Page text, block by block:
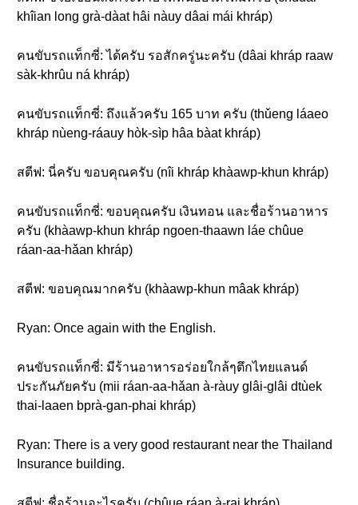
khîian long grà-dàat hâi nàuy dâai mái khráp)
คนขับรถแท็กซี่: ได้ครับ รอสักครู่นะครับ (dâai khráp raaw
sàk-khrûu ná khráp)
คนขับรถแท็กซี่: ถึงแล้วครับ 165 บาท ครับ (thǔeng láaeo
khráp nùeng-ráauy hòk-sìp hâa bàat khráp)
สตีฟ: นี่ครับ ขอบคุณครับ (nîi khráp khàawp-khun khráp)
คนขับรถแท็กซี่: ขอบคุณครับ เงินทอน และชื่อร้านอาหาร
ครับ (khàawp-khun khráp ngoen-thaawn láe chûue
ráan-aa-hǎan khráp)
สตีฟ: ขอบคุณมากครับ (khàawp-khun mâak khráp)
Ryan: Once again with the English.
คนขับรถแท็กซี่: มีร้านอาหารอร่อยใกล้ๆตึกไทยแลนด์
ประกันภัยครับ (mii ráan-aa-hǎan à-ràuy glâi-glâi dtùek
thai-laaen bprà-gan-phai khráp)
Ryan: There is a very good restaurant near the Thailand
Insurance building.